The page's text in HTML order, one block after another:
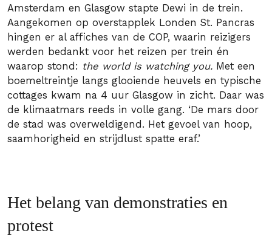
Amsterdam en Glasgow stapte Dewi in de trein.
Aangekomen op overstapplek Londen St. Pancras
hingen er al affiches van de COP, waarin reizigers
werden bedankt voor het reizen per trein én
waarop stond: the world is watching you. Met een
boemeltreintje langs glooiende heuvels en typische
cottages kwam na 4 uur Glasgow in zicht. Daar was
de klimaatmars reeds in volle gang. ‘De mars door
de stad was overweldigend. Het gevoel van hoop,
saamhorigheid en strijdlust spatte eraf.’
Het belang van demonstraties en
protest